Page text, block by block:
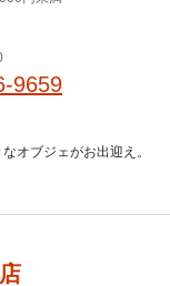
9659
オブジェがお出迎え。